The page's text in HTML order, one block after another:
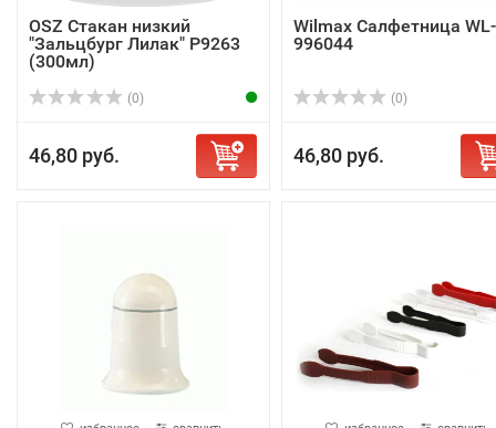
OSZ Стакан низкий
"Зальцбург Лилак" P9263
(300мл)
(0)
46,80 руб.
Wilmax Салфетница WL-
996044
(0)
46,80 руб.